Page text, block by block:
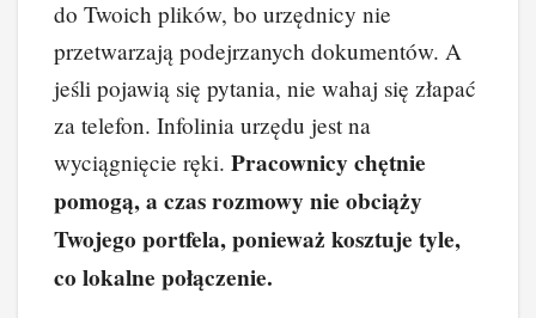
do Twoich plików, bo urzędnicy nie
przetwarzają podejrzanych dokumentów. A
jeśli pojawią się pytania, nie wahaj się złapać
za telefon. Infolinia urzędu jest na
wyciągnięcie ręki. Pracownicy chętnie
pomogą, a czas rozmowy nie obciąży
Twojego portfela, ponieważ kosztuje tyle,
co lokalne połączenie.